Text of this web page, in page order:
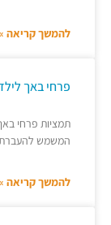
להמשך קריאה
פרחי באך
תמציות פרחי
המשמש להעברת
להמשך קריאה